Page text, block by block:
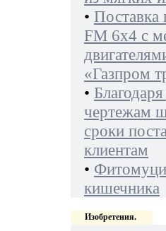
• Поставка
FM 6х4 с
«Газпром
•
чертежам
сроки
клиентам
•
кишечника
Изобретения.